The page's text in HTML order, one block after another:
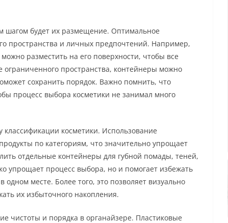
шагом будет их размещение. Оптимальное
пространства и личных предпочтений. Например,
разместить на его поверхности, чтобы все
пространства, контейнеры можно
сохранить порядок. Важно помнить, что
процесс выбора косметики не занимал много
классификации косметики. Использование
по категориям, что значительно упрощает
отдельные контейнеры для губной помады, теней,
упрощает процесс выбора, но и помогает избежать
одном месте. Более того, это позволяет визуально
их избыточного накопления.
чистоты и порядка в органайзере. Пластиковые